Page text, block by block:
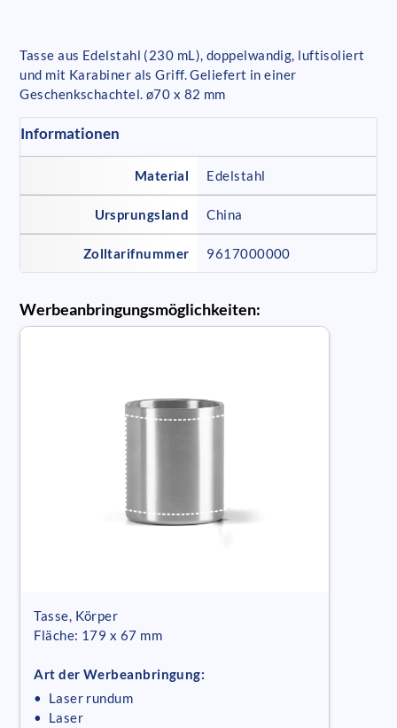
Tasse aus Edelstahl (230 mL), doppelwandig, luftisoliert
und mit Karabiner als Griff. Geliefert in einer
Geschenkschachtel. ø70 x 82 mm
Informationen
Material Edelstahl
Ursprungsland China
Zolltarifnummer 9617000000
Werbeanbringungsmöglichkeiten:
Tasse, Körper
Fläche: 179 x 67 mm
Art der Werbeanbringung:
• Laser rundum
• Laser